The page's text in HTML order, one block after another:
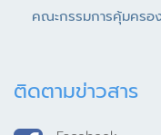
คณะกรรมการคุ้มครอ
ติดตามข่าวสาร